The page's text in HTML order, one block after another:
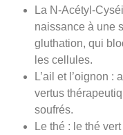
La N-Acétyl-
naissance à une
gluthation, qui
les cellules.
L’ail et l’oignon
vertus
soufrés.
Le thé : le thé